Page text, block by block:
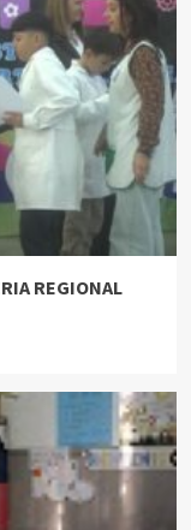
REGIONAL